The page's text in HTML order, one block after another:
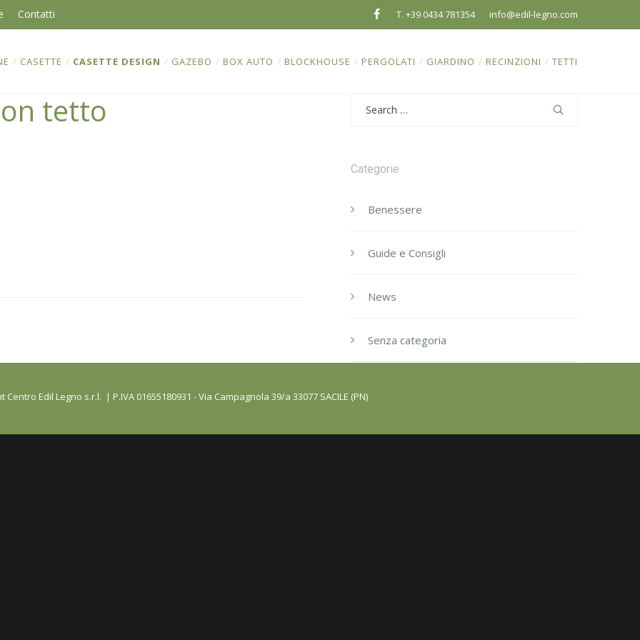
Contatti info@edil-legno.com
T. +39 0434 781354
/ CASETTE / CASETTE DESIGN / GAZEBO / BOX AUTO / BLOCKHOUSE / PERGOLATI / GIARDINO / RECINZIONI / TETTI
tetto
Categorie
Benessere
Guide e Consigli
News
Senza categoria
Edil Legno s.r.l. | P.IVA 01655180931 - Via Campagnola 39/a 33077 SACILE (PN)